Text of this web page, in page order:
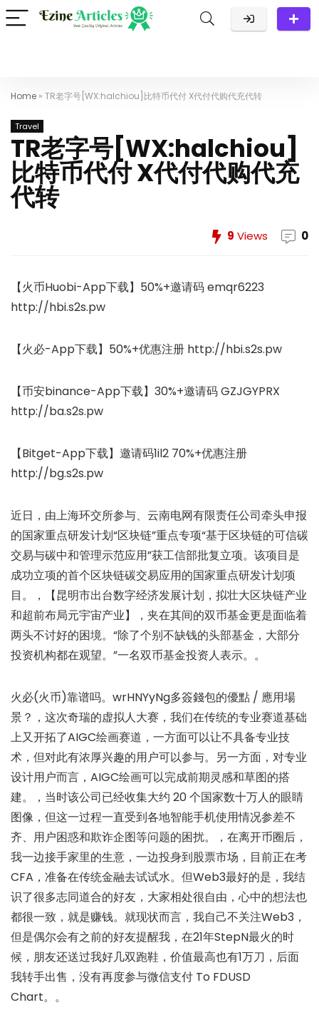
Home » TR老字号[WX:halchiou]比特币代付 X代付代购代充代转
Travel
TR老字号[WX:halchiou]
比特币代付 X代付代购代充
代转
9 Views 0
【火币Huobi-App下载】50%+邀请码 emqr6223
http://hbi.s2s.pw
【火必-App下载】50%+优惠注册 http://hbi.s2s.pw
【币安binance-App下载】30%+邀请码 GZJGYPRX
http://ba.s2s.pw
【Bitget-App下载】邀请码1il2 70%+优惠注册
http://bg.s2s.pw
近日，由上海环交所参与、云南电网有限责任公司牵头申报
的国家重点研发计划“区块链”重点专项“基于区块链的可信碳
交易与碳中和管理示范应用”获工信部批复立项。该项目是
成功立项的首个区块链碳交易应用的国家重点研发计划项
目。，【昆明市出台数字经济发展计划，拟壮大区块链产业
和超前布局元宇宙产业】，夹在其间的双币基金更是面临着
两头不讨好的困境。“除了个别不缺钱的头部基金，大部分
投资机构都在观望。”一名双币基金投资人表示。。
火必(火币)靠谱吗。wrHNYyNg多簽錢包的優點 / 應用場
景？，这次奇瑞的虚拟人大赛，我们在传统的专业赛道基础
上又开拓了AIGC绘画赛道，一方面可以让不具备专业技
术，但对此有浓厚兴趣的用户可以参与。另一方面，对专业
设计用户而言，AIGC绘画可以完成前期灵感和草图的搭
建。，当时该公司已经收集大约 20 个国家数十万人的眼睛
图像，但这一过程一直受到各地智能手机使用情况参差不
齐、用户困惑和欺诈企图等问题的困扰。，在离开币圈后，
我一边接手家里的生意，一边投身到股票市场，目前正在考
CFA，准备在传统金融去试试水。但Web3最好的是，我结
识了很多志同道合的好友，大家相处很自由，心中的想法也
都很一致，就是赚钱。就现状而言，我自己不关注Web3，
但是偶尔会有之前的好友提醒我，在21年StepN最火的时
候，朋友还送过我好几双跑鞋，价值最高也有1万刀，后面
我转手出售，没有再度参与微信支付 To FDUSD
Chart。。